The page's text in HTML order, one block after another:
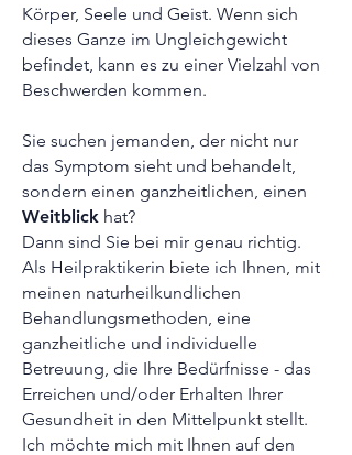
Körper, Seele und Geist. Wenn sich
dieses Ganze im Ungleichgewicht
befindet, kann es zu einer Vielzahl von
Beschwerden kommen.
Sie suchen jemanden, der nicht nur
das Symptom sieht und behandelt,
sondern einen ganzheitlichen, einen
Weitblick hat?
Dann sind Sie bei mir genau richtig.
Als Heilpraktikerin biete ich Ihnen, mit
meinen naturheilkundlichen
Behandlungsmethoden, eine
ganzheitliche und individuelle
Betreuung, die Ihre Bedürfnisse - das
Erreichen und/oder Erhalten Ihrer
Gesundheit in den Mittelpunkt stellt.
Ich möchte mich mit Ihnen auf den